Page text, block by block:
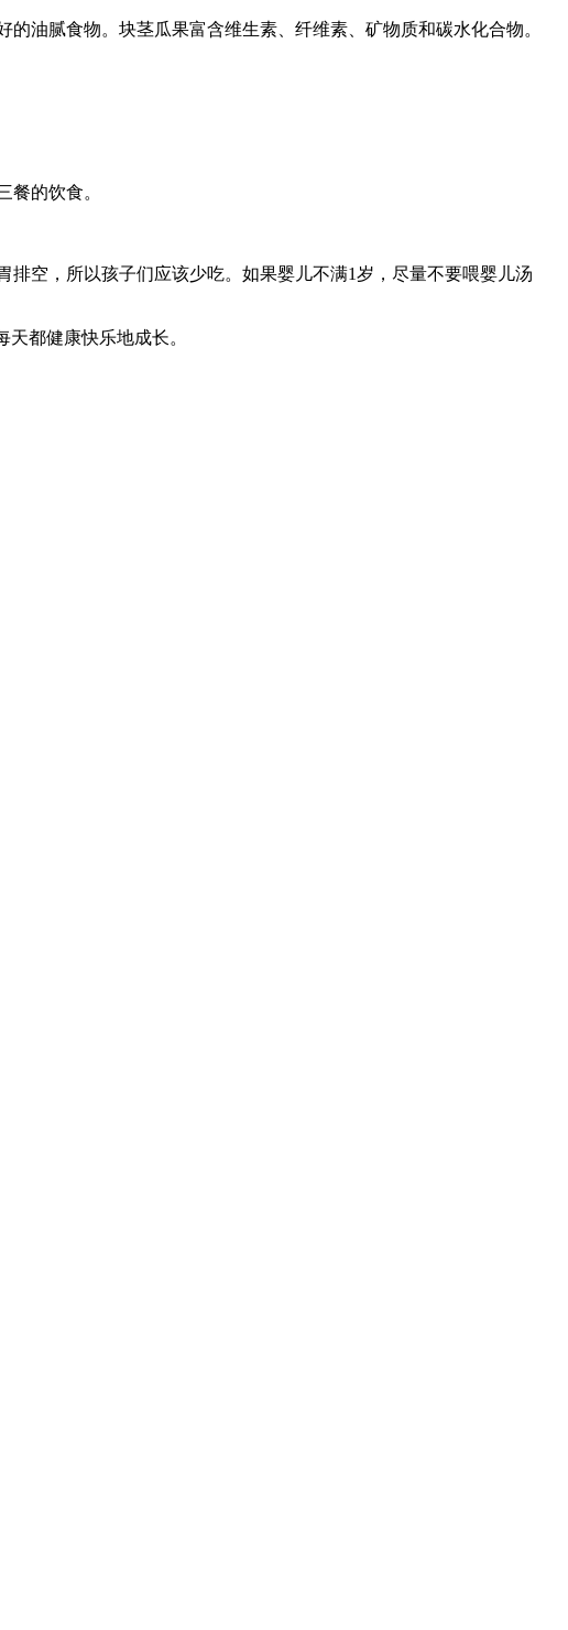
油腻食物。块茎瓜果富含维生素、纤维素、矿物质和碳水化合物。
的饮食。
空，所以孩子们应该少吃。如果婴儿不满1岁，尽量不要喂婴儿汤
都健康快乐地成长。